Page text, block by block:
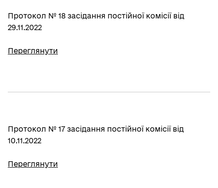
Протокол № 18 засідання постійної комісії від
29.11.2022
Переглянути
Протокол № 17 засідання постійної комісії від
10.11.2022
Переглянути